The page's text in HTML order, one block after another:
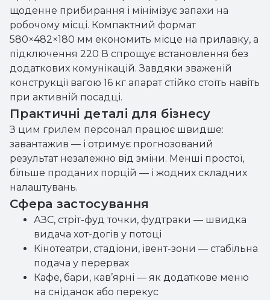
щоденне прибирання і мінімізує запахи на
робочому місці. Компактний формат
580×482×180 мм економить місце на прилавку, а
підключення 220 В спрощує встановлення без
додаткових комунікацій. Завдяки зваженій
конструкції вагою 16 кг апарат стійко стоїть навіть
при активній посадці.
Практичні деталі для бізнесу
З цим грилем персонал працює швидше:
завантажив — і отримує прогнозований
результат незалежно від зміни. Менші простої,
більше проданих порцій — і жодних складних
налаштувань.
Сфера застосування
АЗС, стріт-фуд точки, фудтраки — швидка
видача хот-догів у потоці
Кінотеатри, стадіони, івент-зони — стабільна
подача у перервах
Кафе, бари, кав’ярні — як додаткове меню
на сніданок або перекус